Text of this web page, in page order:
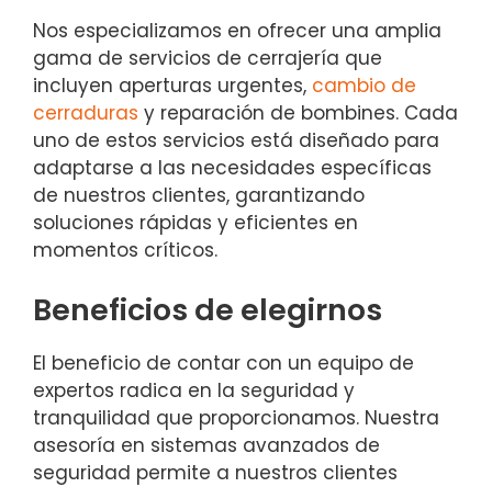
Nos especializamos en ofrecer una amplia
gama de servicios de cerrajería que
incluyen aperturas urgentes, cambio de
cerraduras y reparación de bombines. Cada
uno de estos servicios está diseñado para
adaptarse a las necesidades específicas
de nuestros clientes, garantizando
soluciones rápidas y eficientes en
momentos críticos.
Beneficios de elegirnos
El beneficio de contar con un equipo de
expertos radica en la seguridad y
tranquilidad que proporcionamos. Nuestra
asesoría en sistemas avanzados de
seguridad permite a nuestros clientes